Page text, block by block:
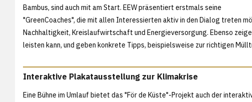
Bambus, sind auch mit am Start. EEW präsentiert erstmals seine
"GreenCoaches", die mit allen Interessierten aktiv in den Dialog treten
Nachhaltigkeit, Kreislaufwirtschaft und Energieversorgung. Ebenso
leisten kann, und geben konkrete Tipps, beispielsweise zur richtigen
Interaktive Plakatausstellung zur Klimakrise
Eine Bühne im Umlauf bietet das "För de Küste"-Projekt auch der